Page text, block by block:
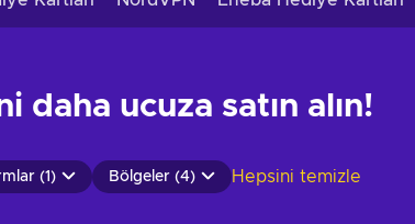
daha ucuza satın alın!
(1) Bölgeler (4) Hepsini temizle